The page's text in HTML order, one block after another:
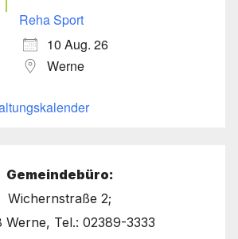
Reha Sport
10 Aug. 26
Werne
Gemeindebüro:
Wichernstraße 2;
Werne, Tel.: 02389-3333